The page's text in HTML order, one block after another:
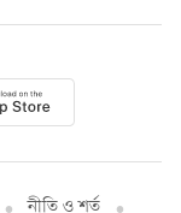
নীতি ও শর্ত